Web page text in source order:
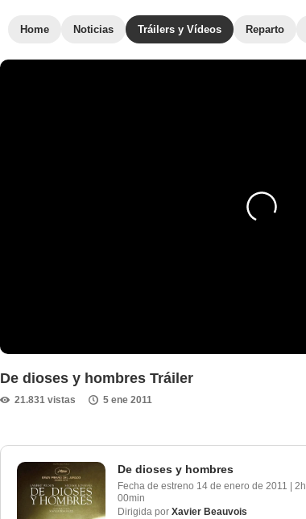
Home Noticias Tráilers y Vídeos Reparto
De dioses y hombres Tráiler
21.831 vistas 5 ene 2011
De dioses y hombres
Fecha de estreno 14 de enero de 2011
2h
00min
Dirigida por Xavier Beauvois